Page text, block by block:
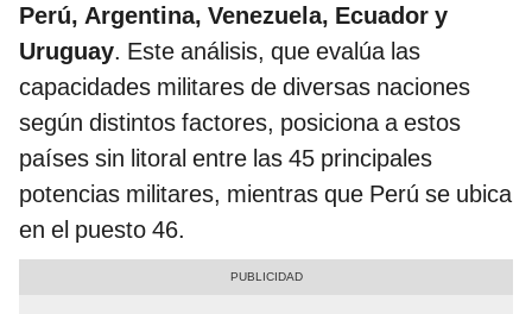
Perú, Argentina, Venezuela, Ecuador y
Uruguay. Este análisis, que evalúa las
capacidades militares de diversas naciones
según distintos factores, posiciona a estos
países sin litoral entre las 45 principales
potencias militares, mientras que Perú se ubica
en el puesto 46.